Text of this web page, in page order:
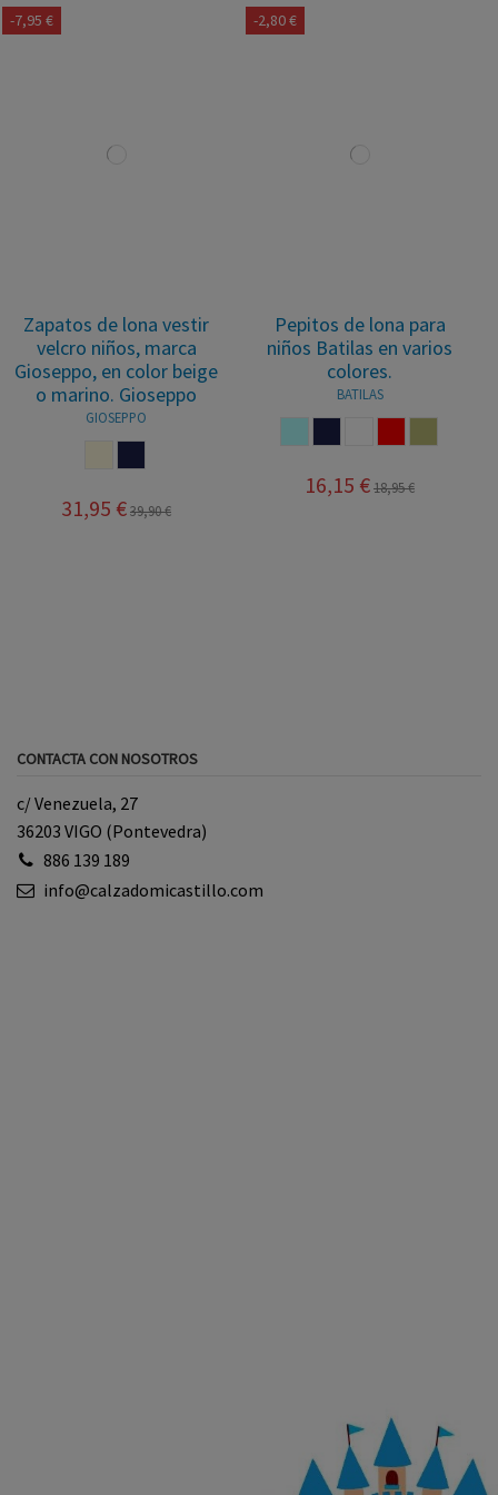
-7,95 €
Zapatos de lona vestir
velcro niños, marca
Gioseppo, en color beige
o marino. Gioseppo
GIOSEPPO
31,95 €39,90 €
-2,80 €
Pepitos de lona para
niños Batilas en varios
colores.
BATILAS
16,15 €18,95 €
CONTACTA CON NOSOTROS
c/ Venezuela, 27
36203 VIGO (Pontevedra)
886 139 189
info@calzadomicastillo.com